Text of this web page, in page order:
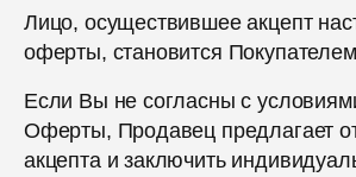
Лицо, осуществившее акцепт
оферты, становится
Если Вы не согласны с
Оферты, Продавец предлагает
акцепта и заключить